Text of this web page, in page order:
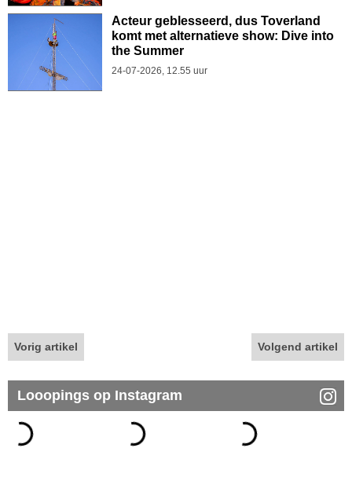
Acteur geblesseerd, dus Toverland
komt met alternatieve show: Dive into
the Summer
24-07-2026, 12.55 uur
Vorig artikel Volgend artikel
Looopings op Instagram